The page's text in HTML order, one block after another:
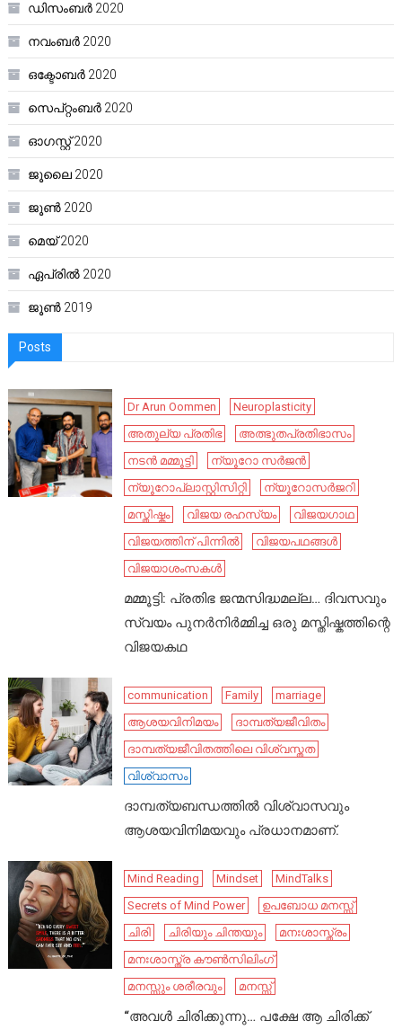
ഡിസംബർ 2020
നവംബർ 2020
ഒക്ടോബർ 2020
സെപ്റ്റംബർ 2020
ഓഗസ്റ്റ്‌ 2020
ജൂലൈ 2020
ജൂൺ 2020
മെയ്‌ 2020
ഏപ്രിൽ 2020
ജൂൺ 2019
Posts
Dr Arun Oommen
Neuroplasticity
അതുല്യ പ്രതിഭ
അത്ഭുതപ്രതിഭാസം
നടൻ മമ്മൂട്ടി
ന്യൂറോ സർജൻ
ന്യൂറോപ്ലാസ്റ്റിസിറ്റി
ന്യൂറോസർജറി
മസ്തിഷ്കം
വിജയ രഹസ്യം
വിജയഗാഥ
വിജയത്തിന് പിന്നിൽ
വിജയപഥങ്ങൾ
വിജയാശംസകൾ
മമ്മൂട്ടി: പ്രതിഭ ജന്മസിദ്ധമല്ല… ദിവസവും
സ്വയം പുനർനിർമ്മിച്ച ഒരു മസ്തിഷ്കത്തിന്റെ
വിജയകഥ
communication Family
marriage
ആശയവിനിമയം
ദാമ്പത്യജീവിതം
ദാമ്പത്യജീവിതത്തിലെ വിശ്വസ്തത
വിശ്വാസം
ദാമ്പത്യബന്ധത്തിൽ വിശ്വാസവും
ആശയവിനിമയവും പ്രധാനമാണ്.
Mind Reading Mindset
MindTalks
Secrets of Mind Power
ഉപബോധ മനസ്സ്
ചിരി
ചിരിയും ചിന്തയും
മനഃശാസ്ത്രം
മനഃശാസ്ത്ര കൗൺസിലിംഗ്
മനസ്സും ശരീരവും
മനസ്സ്
“അവൾ ചിരിക്കുന്നു… പക്ഷേ ആ ചിരിക്ക്